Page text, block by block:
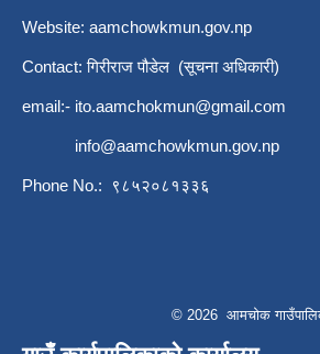
Website: aamchowkmun.gov.np
Contact: गिरीराज पौडेल (सूचना अधिकारी)
email:- ito.aamchokmun@gmail.com
info@aamchowkmun.gov.np
Phone No.: ९८५२०८१३३६
© 2026 आमचोक